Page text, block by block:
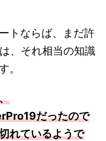
トならば、まだ許
、それ相当の知識
。
だったので
れているようで